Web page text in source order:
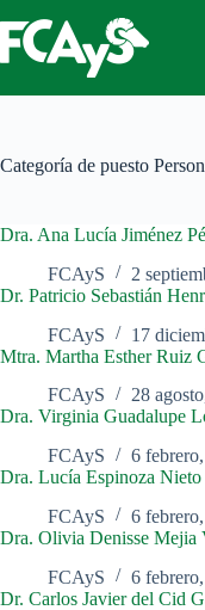
al
contenido
Categoría de puesto
Dra. Ana Lucía Jiménez
FCAyS
2
Dr. Patricio Sebastián
FCAyS
17
Mtra. Martha Esther Ruiz
FCAyS
28
Dra. Virginia Guadalupe
FCAyS
6
Dra. Lucía Espinoza Nieto
FCAyS
6
Dra. Olivia Denisse Mejia
FCAyS
6
Dr. Carlos Javier del Cid